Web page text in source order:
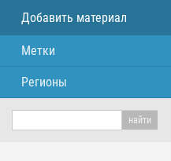
Добавить материал
Метки
Регионы